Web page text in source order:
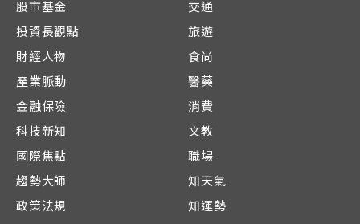
股市基金
投資長觀點
財經人物
產業脈動
金融保險
科技新知
國際焦點
趨勢大師
政策法規
交通
旅遊
食尚
醫藥
消費
文教
職場
知天氣
知運勢